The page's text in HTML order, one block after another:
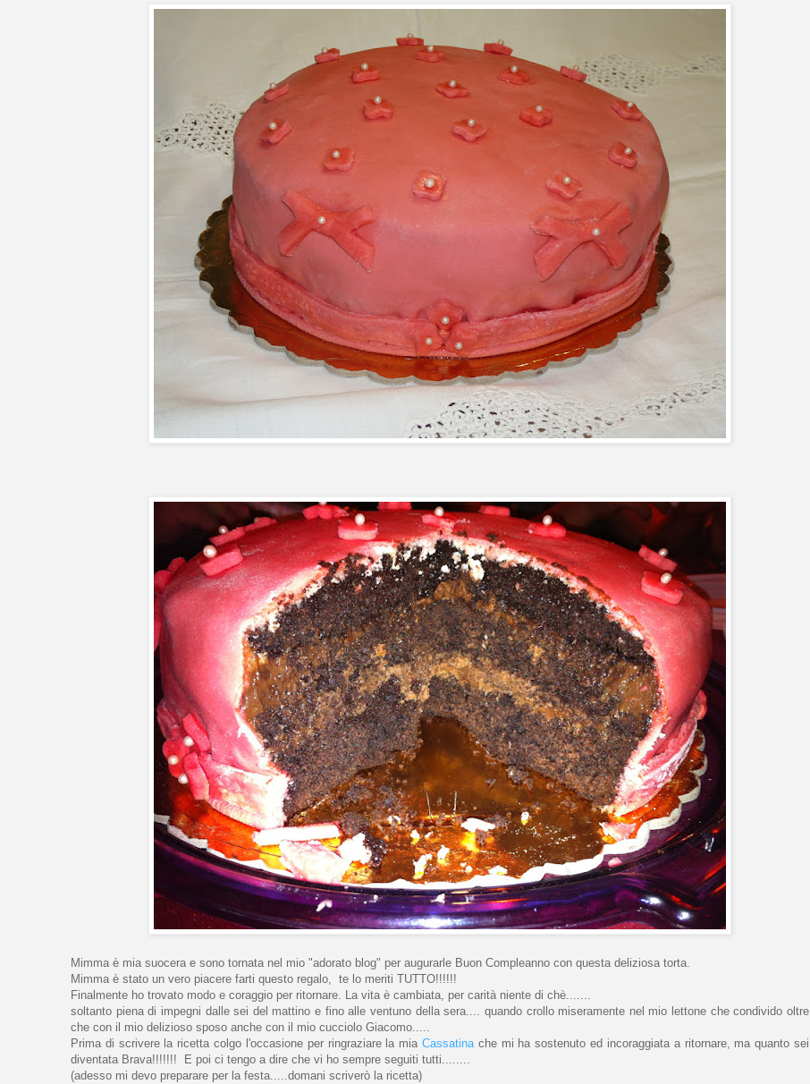
Mimma è mia suocera e sono tornata nel mio "adorato blog" per augurarle Buon Compleanno con questa deliziosa torta.
Mimma è stato un vero piacere farti questo regalo, te lo meriti TUTTO!!!!!!
Finalmente ho trovato modo e coraggio per ritornare. La vita è cambiata, per carità niente di chè.......
soltanto piena di impegni dalle sei del mattino e fino alle ventuno della sera.... quando crollo miseramente nel mio lettone che condivido oltre
che con il mio delizioso sposo anche con il mio cucciolo Giacomo.....
Prima di scrivere la ricetta colgo l'occasione per ringraziare la mia Cassatinache mi ha sostenuto ed incoraggiata a ritornare, ma quanto sei
diventata Brava!!!!!!! E poi ci tengo a dire che vi ho sempre seguiti tutti........
(adesso mi devo preparare per la festa.....domani scriverò la ricetta)